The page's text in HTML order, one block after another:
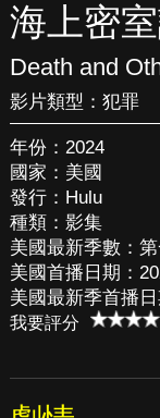
海上密
Death and
影片類型： 犯罪
年份：2024
國家：美國
發行：Hulu
種類：影集
美國最新季數：
美國首播日期：
美國最新季首播
我要評分